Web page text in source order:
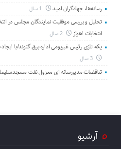
رسانه‌ها، جهادگران امید
تحلیل و بررسی موفقیت نمایندگان مجلس در
انتخابات اهواز
2 سال
یکه تازی رئیس غیربومی اداره برق گتوند/با
3 سال
تناقضات مدیررسانه ای معزول نفت
آرشیو